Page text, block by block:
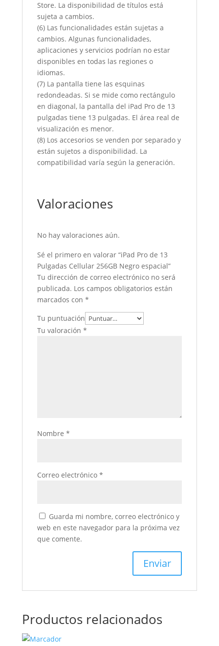
Store. La disponibilidad de títulos está
sujeta a cambios.
(6) Las funcionalidades están sujetas a
cambios. Algunas funcionalidades,
aplicaciones y servicios podrían no estar
disponibles en todas las regiones o
idiomas.
(7) La pantalla tiene las esquinas
redondeadas. Si se mide como rectángulo
en diagonal, la pantalla del iPad Pro de 13
pulgadas tiene 13 pulgadas. El área real de
visualización es menor.
(8) Los accesorios se venden por separado y
están sujetos a disponibilidad. La
compatibilidad varía según la generación.
Valoraciones
No hay valoraciones aún.
Sé el primero en valorar “iPad Pro de 13
Pulgadas Cellular 256GB Negro espacial”
Tu dirección de correo electrónico no será
publicada. Los campos obligatorios están
marcados con *
Tu puntuación
Tu valoración *
Nombre *
Correo electrónico *
Guarda mi nombre, correo electrónico y
web en este navegador para la próxima vez
que comente.
Productos relacionados